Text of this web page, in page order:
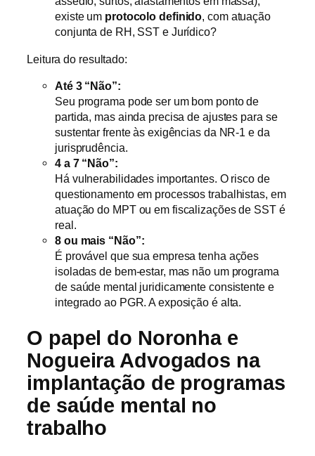
existe um protocolo definido, com atuação
conjunta de RH, SST e Jurídico?
Leitura do resultado:
Até 3 “Não”:
Seu programa pode ser um bom ponto de
partida, mas ainda precisa de ajustes para se
sustentar frente às exigências da NR‑1 e da
jurisprudência.
4 a 7 “Não”:
Há vulnerabilidades importantes. O risco de
questionamento em processos trabalhistas, em
atuação do MPT ou em fiscalizações de SST é
real.
8 ou mais “Não”:
É provável que sua empresa tenha ações
isoladas de bem-estar, mas não um programa
de saúde mental juridicamente consistente e
integrado ao PGR. A exposição é alta.
O papel do Noronha e
Nogueira Advogados na
implantação de programas
de saúde mental no
trabalho